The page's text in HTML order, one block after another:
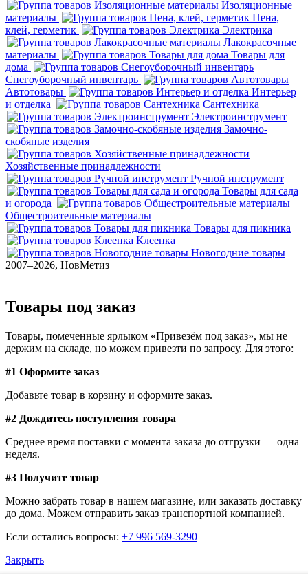
Изоляционные
материалы
Пена,
клей, герметик
Электрика
Лакокрасочные
материалы
Товары для
дома
Снегоуборочный инвентарь
Автотовары
Интерьер
и отделка
Сантехника
Электроинструмент
Замочно-
скобяные изделия
Хозяйственные принадлежности
Ручной инструмент
Товары для сада
и огорода
Общестроительные материалы
Товары для пикника
Клеенка
Новогодние товары
2007–2026, НовМетиз
Товары под заказ
Товары, помеченные ярлыком «Привезём под заказ», мы не
держим на складе, но можем привезти по запросу. Для этого:
#1 Оформите заказ
Добавьте товар в корзину и оформите заказ.
#2 Дождитесь поступления товара
Среднее время поставки с момента заказа до отгрузки — одна
неделя.
#3 Получите товар
Можно забрать товар в нашем магазине, или заказать доставку
до дома. Можем отправить заказ транспортной компанией.
Если остались вопросы: +7 996 569-3290
Закрыть